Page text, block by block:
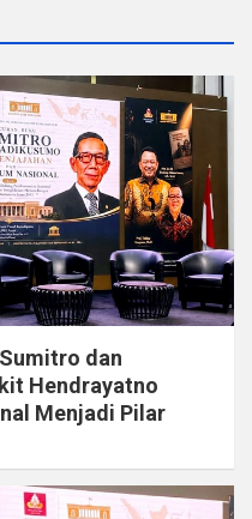
dan
Hendrayatno
Menjadi Pilar